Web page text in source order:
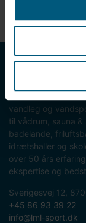
LML
vandleg og
til vådrum, sauna &
badelande,
idrætshaller og
over 50 års
ekspertise og
Sverigesvej 12,
+45 86 93 39 22
info@lml-sport.dk